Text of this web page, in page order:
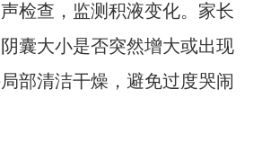
检查，监测积液变化。家长
囊大小是否突然增大或出现
部清洁干燥，避免过度哭闹